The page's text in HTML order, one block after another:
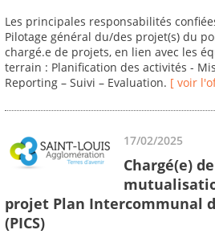
Les principales responsabilités
Pilotage général du/des projet(s) du
chargé.e de projets, en lien avec les
terrain : Planification des activités -
Reporting – Suivi – Evaluation. [ voir
17/02/2025
Chargé(e)
projet Plan Intercommunal
(PICS)